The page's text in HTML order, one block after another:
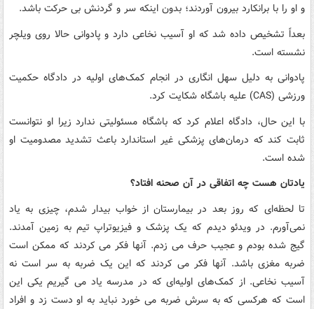
و او را با برانکارد بیرون آوردند؛ بدون اینکه سر و گردنش بی حرکت باشد.
بعداً تشخیص داده شد که او آسیب نخاعی دارد و پادوانی حالا روی ویلچر
نشسته است.
پادوانی به دلیل سهل انگاری در انجام کمک‌های اولیه در دادگاه حکمیت
ورزشی (CAS) علیه باشگاه شکایت کرد.
با این حال، دادگاه اعلام کرد که باشگاه مسئولیتی ندارد زیرا او نتوانست
ثابت کند که درمان‌های پزشکی غیر استاندارد باعث تشدید مصدومیت او
شده است.
یادتان هست چه اتفاقی در آن صحنه افتاد؟
تا لحظه‌ای که روز بعد در بیمارستان از خواب بیدار شدم، چیزی به یاد
نمی‌آورم. در ویدئو دیدم که یک پزشک و فیزیوتراپ تیم به زمین آمدند.
گیج شده بودم و عجیب حرف می زدم. آنها فکر می کردند که ممکن است
ضربه مغزی باشد. آنها فکر می کردند که این یک ضربه به سر است نه
آسیب نخاعی. از کمک‌های اولیه‌ای که در مدرسه یاد می گیریم یکی این
است که هرکسی که به سرش ضربه می خورد نباید به او دست زد و افراد